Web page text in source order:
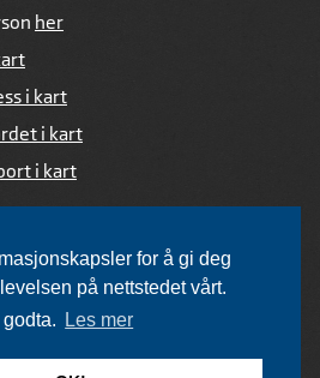
for å gi deg
på nettstedet vårt.
Les mer
her
i kart
i kart
i kart